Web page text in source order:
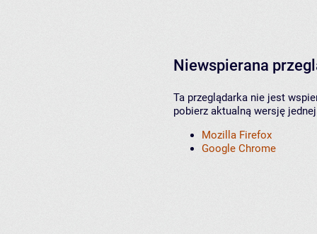
Niewspierana
Ta przeglądarka nie jest
pobierz aktualną wersję
Mozilla Firefox
Google Chrome